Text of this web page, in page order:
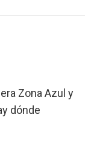
Zona Azul y
dónde